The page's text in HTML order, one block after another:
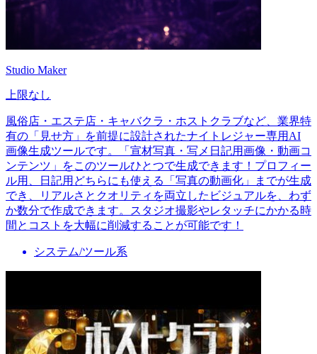
Studio Maker
上限なし
風俗店・エステ店・キャバクラ・ホストクラブなど、業界特
有の「見せ方」を前提に設計されたナイトレジャー専用AI
画像生成ツールです。「宣材写真・写メ日記用画像・動画コ
ンテンツ」をこのツールひとつで生成できます！プロフィー
ル用、日記用どちらにも使える「写真の動画化」までが生成
でき、リアルさとクオリティを両立したビジュアルを、わず
か数分で作成できます。スタジオ撮影やレタッチにかかる時
間とコストを大幅に削減することが可能です！
システム/ツール系